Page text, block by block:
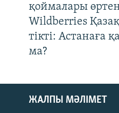
қоймалары
Wildberries
тікті: Астанаға
ма?
ЖАЛПЫ МӘЛІМЕТ